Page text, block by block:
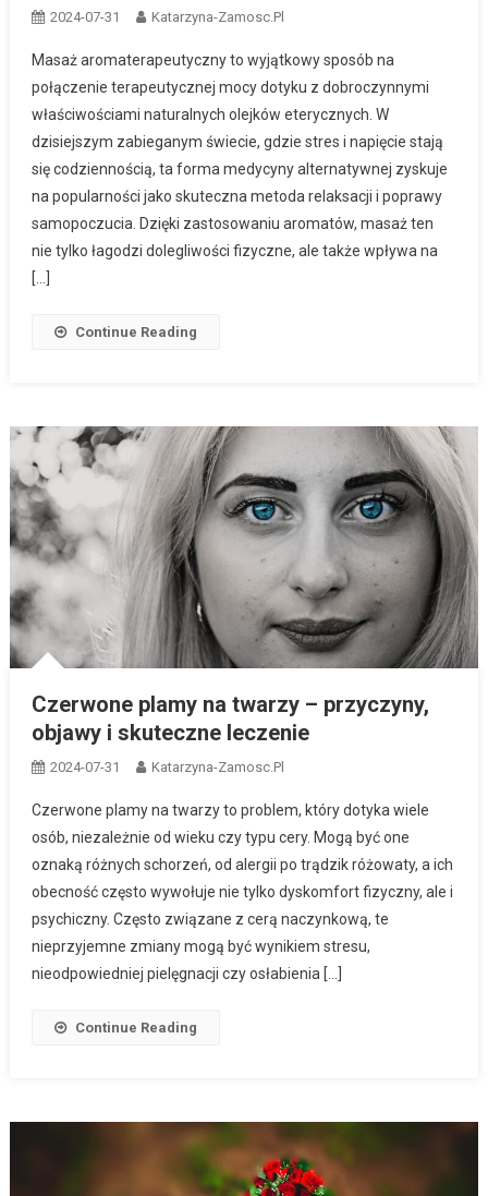
2024-07-31 Katarzyna-Zamosc.pl
Masaż aromaterapeutyczny to wyjątkowy sposób na
połączenie terapeutycznej mocy dotyku z dobroczynnymi
właściwościami naturalnych olejków eterycznych. W
dzisiejszym zabieganym świecie, gdzie stres i napięcie stają
się codziennością, ta forma medycyny alternatywnej zyskuje
na popularności jako skuteczna metoda relaksacji i poprawy
samopoczucia. Dzięki zastosowaniu aromatów, masaż ten
nie tylko łagodzi dolegliwości fizyczne, ale także wpływa na
[…]
Continue Reading
Czerwone plamy na twarzy – przyczyny,
objawy i skuteczne leczenie
2024-07-31 Katarzyna-Zamosc.pl
Czerwone plamy na twarzy to problem, który dotyka wiele
osób, niezależnie od wieku czy typu cery. Mogą być one
oznaką różnych schorzeń, od alergii po trądzik różowaty, a ich
obecność często wywołuje nie tylko dyskomfort fizyczny, ale i
psychiczny. Często związane z cerą naczynkową, te
nieprzyjemne zmiany mogą być wynikiem stresu,
nieodpowiedniej pielęgnacji czy osłabienia […]
Continue Reading